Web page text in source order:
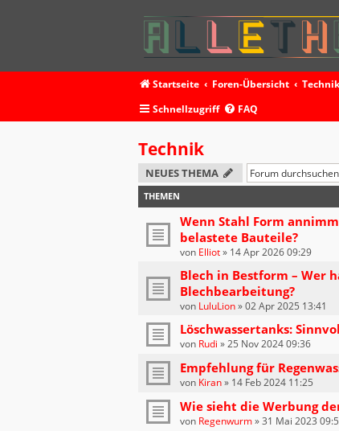
Startseite Foren-Übersicht
Technik
Schnellzugriff
FAQ
Technik
NEUES THEMA
THEMEN
Wenn Stahl Form
belastete Bauteile?
von Elliot» 14 Apr 2026 09:29
Blech in Bestform – Wer
Blechbearbeitung?
von LuluLion»02 Apr 2025 13:41
Löschwassertanks:
von Rudi »25 Nov 2024 09:36
Empfehlung für
von Kiran» 14 Feb 2024 11:25
Wie sieht die Werbung
von Regenwurm»31 Mai 2023